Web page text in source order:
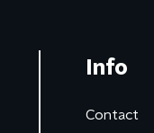
Info
Contact